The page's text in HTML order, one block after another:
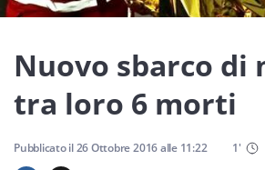
Società
Economia
Sport
Nuovo sbarco di
tra loro 6 morti
Pubblicato il26 Ottobre 2016alle 11:22 1'